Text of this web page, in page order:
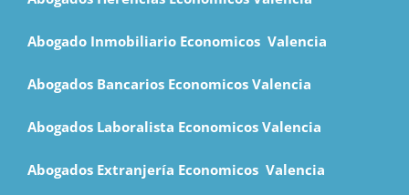
Abogado Inmobiliario Economicos Valencia
Abogados Bancarios Economicos Valencia
Abogados Laboralista Economicos Valencia
Abogados Extranjería Economicos Valencia